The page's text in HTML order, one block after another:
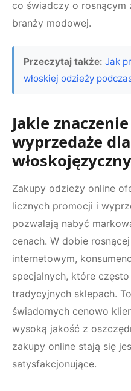
co świadczy o
branży modowej.
Przeczytaj także: Jak
włoskiej odzieży
Jakie
wyprzedaże dla
Zakupy odzieży online
licznych promocji i
pozwalają nabyć
cenach. W dobie
internetowym,
specjalnych, które
tradycyjnych sklepach.
świadomych cenowo
wysoką jakość z
zakupy online stają się
satysfakcjonujące.